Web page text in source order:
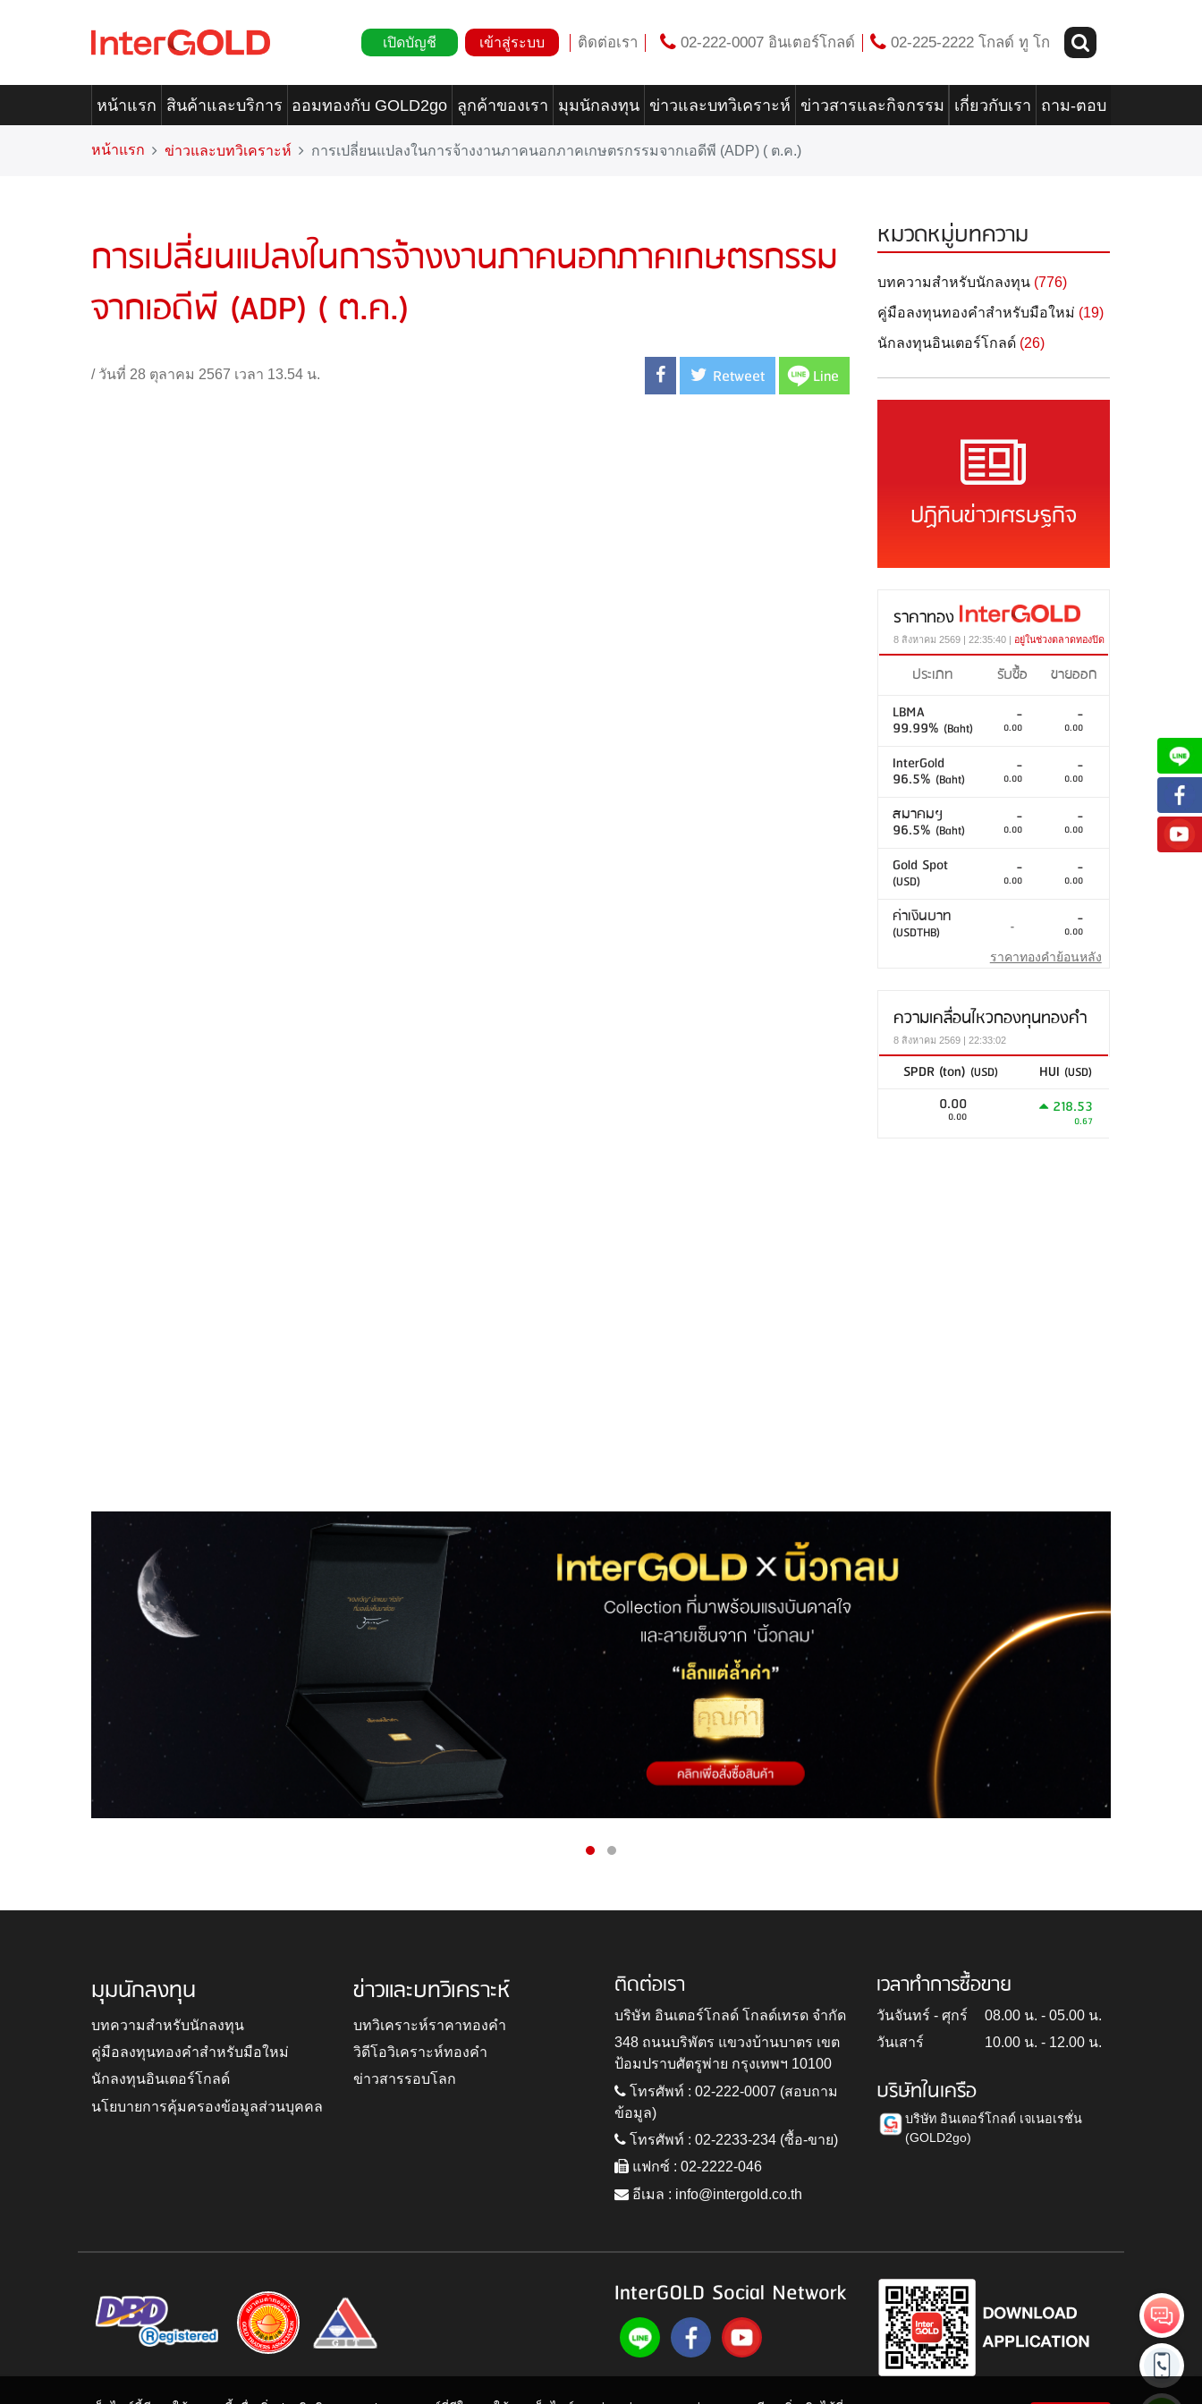
เปิดบัญชี เข้าสู่ระบบ ติดต่อเรา 02-222-0007 อินเตอร์โกลด์ 02-225-2222 โกลด์ ทู โก
หน้าแรก สินค้าและบริการ ออมทองกับ GOLD2go ลูกค้าของเรา มุมนักลงทุน ข่าวและบทวิเคราะห์ ข่าวสารและกิจกรรม เกี่ยวกับเรา ถาม-ตอบ
หน้าแรก ข่าวและบทวิเคราะห์ การเปลี่ยนแปลงในการจ้างงานภาคนอกภาคเกษตรกรรมจากเอดีพี (ADP) ( ต.ค.)
การเปลี่ยนแปลงในการจ้างงานภาคนอกภาคเกษตรกรรม
จากเอดีพี (ADP) ( ต.ค.)
/ วันที่ 28 ตุลาคม 2567 เวลา 13.54 น. Retweet Line
หมวดหมู่บทความ
บทความสำหรับนักลงทุน (776)
คู่มือลงทุนทองคำสำหรับมือใหม่ (19)
นักลงทุนอินเตอร์โกลด์ (26)
ปฏิทินข่าวเศรษฐกิจ
ราคาทอง
8 สิงหาคม 2569 | 22:35:40 | อยู่ในช่วงตลาดทองปิด
ประเภท รับซื้อ
ขายออก
LBMA
99.99% (Baht)
-
0.00
-
0.00
InterGold
96.5% (Baht)
-
0.00
-
0.00
สมาคมฯ
96.5% (Baht)
-
0.00
-
0.00
Gold Spot
(USD)
-
0.00
-
0.00
ค่าเงินบาท
(USDTHB) - -
0.00
ราคาทองคำย้อนหลัง
ความเคลื่อนไหวกองทุนทองคำ
8 สิงหาคม 2569 | 22:33:02
SPDR (ton) (USD) HUI (USD)
0.00
0.00 218.53
0.67
มุมนักลงทุน
บทความสำหรับนักลงทุน
คู่มือลงทุนทองคำสำหรับมือใหม่
นักลงทุนอินเตอร์โกลด์
นโยบายการคุ้มครองข้อมูลส่วนบุคคล
ข่าวและบทวิเคราะห์
บทวิเคราะห์ราคาทองคำ
วิดีโอวิเคราะห์ทองคำ
ข่าวสารรอบโลก
ติดต่อเรา
บริษัท อินเตอร์โกลด์ โกลด์เทรด จำกัด
348 ถนนบริพัตร แขวงบ้านบาตร เขต
ป้อมปราบศัตรูพ่าย กรุงเทพฯ 10100
โทรศัพท์ : 02-222-0007 (สอบถาม
ข้อมูล)
โทรศัพท์ : 02-2233-234 (ซื้อ-ขาย)
แฟกซ์ : 02-2222-046
อีเมล : info@intergold.co.th
เวลาทำการซื้อขาย
วันจันทร์ - ศุกร์
08.00 น. - 05.00 น.
วันเสาร์
10.00 น. - 12.00 น.
บริษัทในเครือ
บริษัท อินเตอร์โกลด์ เจเนอเรชั่น
(GOLD2go)
InterGOLD Social Network